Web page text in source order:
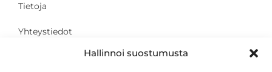
Hallinnoi suostumusta
Tietoja
Yhteystiedot